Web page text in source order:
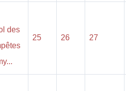
des
25 26 27